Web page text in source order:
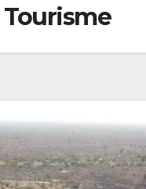
Tourisme